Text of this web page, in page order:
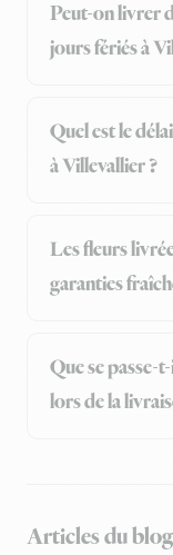
Peut-on livrer
jours fériés à
Quel est le
à Villevallier ?
Les fleurs
garanties
Que se passe-
lors de la
Articles du